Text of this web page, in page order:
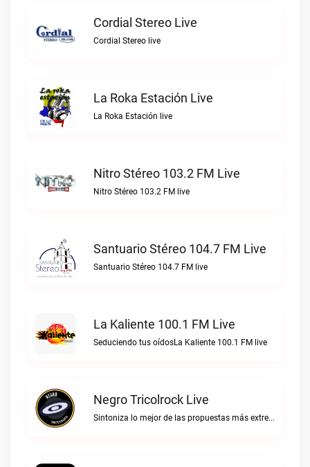
Cordial Stereo Live
Cordial Stereo live
La Roka Estación Live
La Roka Estación live
Nitro Stéreo 103.2 FM Live
Nitro Stéreo 103.2 FM live
Santuario Stéreo 104.7 FM Live
Santuario Stéreo 104.7 FM live
La Kaliente 100.1 FM Live
Seduciendo tus oídosLa Kaliente 100.1 FM live
Negro Tricolrock Live
Sintoniza lo mejor de las propuestas más extremas y virtuosas del metal colombianoNegro Tricolrock live